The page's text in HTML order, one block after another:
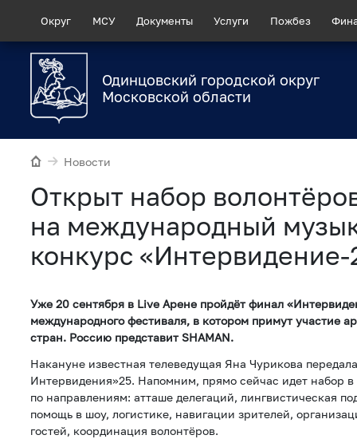
Округ МСУ Документы Услуги Пожбез
Одинцовский городской округ
Московской области
Новости
Открыт набор
на международный
конкурс
Уже 20 сентября в Live Арене пройдёт финал
международного фестиваля, в котором примут участие
стран. Россию представит SHAMAN.
Накануне известная телеведущая Яна Чурикова
Интервидения»25. Напомним, прямо сейчас идет набор в
по направлениям: атташе делегаций, лингвистическая
помощь в шоу, логистике, навигации зрителей,
гостей, координация волонтёров.